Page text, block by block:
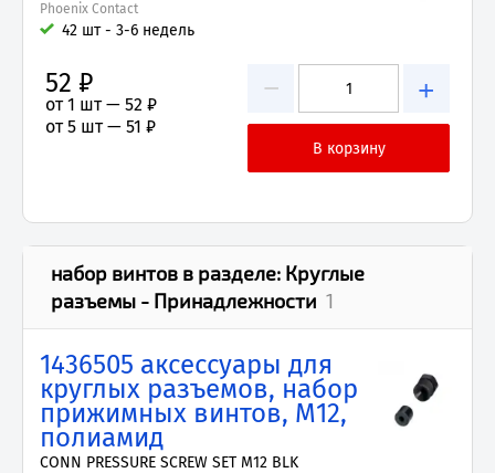
Phoenix Contact
42 шт - 3-6 недель
− +
52 ₽
от 1 шт — 52 ₽
от 5 шт — 51 ₽
набор винтов в разделе: Круглые
разъемы - Принадлежности 1
1436505 аксессуары для
круглых разъемов, набор
прижимных винтов, M12,
полиамид
CONN PRESSURE SCREW SET M12 BLK